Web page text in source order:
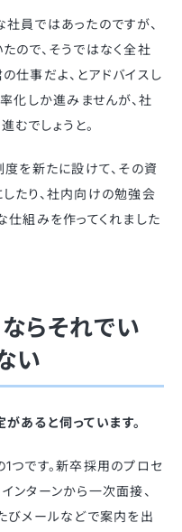
員ではあったのですが、
ので、そうではなく全社
仕事だよ、とアドバイスし
化しか進みませんが、社
でしょうと。
を新たに設けて、その資
たり、社内向けの勉強会
仕組みを作ってくれました
らそれでい
い
あると伺っています。
つです。新卒採用のプロセ
ンターンから一次面接、
びメールなどで案内を出